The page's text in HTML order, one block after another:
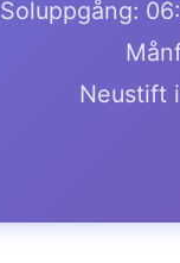
Soluppgång:
Neustift